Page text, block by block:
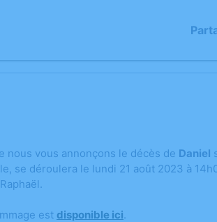
nous vous annonçons le décès de Daniel
se déroulera le lundi 21 août 2023 à
est disponible ici.